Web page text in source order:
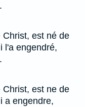
est né de
l'a engendré,
est ne de
a engendre,